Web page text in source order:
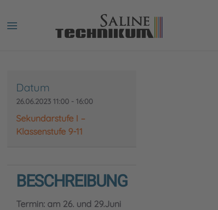
Datum
26.06.2023 11:00 - 16:00
Sekundarstufe I –
Klassenstufe 9-11
BESCHREIBUNG
Termin: am 26. und 29.Juni